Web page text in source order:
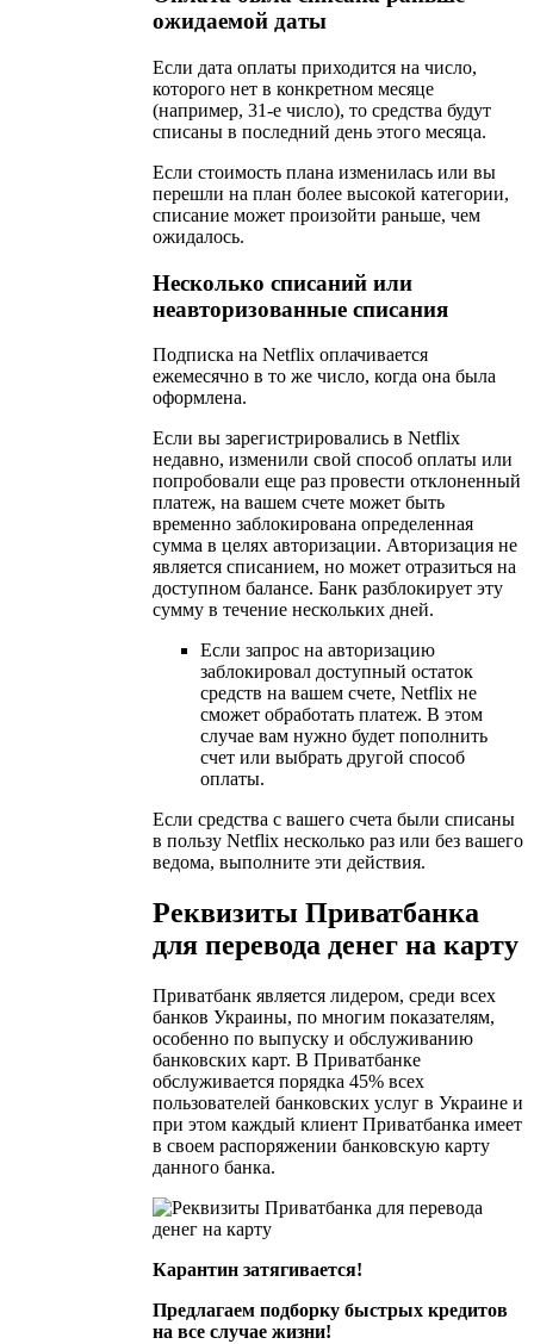
ожидаемой даты
Если дата оплаты приходится на число,
которого нет в конкретном месяце
(например, 31-е число), то средства будут
списаны в последний день этого месяца.
Если стоимость плана изменилась или вы
перешли на план более высокой категории,
списание может произойти раньше, чем
ожидалось.
Несколько списаний или
неавторизованные списания
Подписка на Netflix оплачивается
ежемесячно в то же число, когда она была
оформлена.
Если вы зарегистрировались в Netflix
недавно, изменили свой способ оплаты или
попробовали еще раз провести отклоненный
платеж, на вашем счете может быть
временно заблокирована определенная
сумма в целях авторизации. Авторизация не
является списанием, но может отразиться на
доступном балансе. Банк разблокирует эту
сумму в течение нескольких дней.
Если запрос на авторизацию
заблокировал доступный остаток
средств на вашем счете, Netflix не
сможет обработать платеж. В этом
случае вам нужно будет пополнить
счет или выбрать другой способ
оплаты.
Если средства с вашего счета были списаны
в пользу Netflix несколько раз или без вашего
ведома, выполните эти действия.
Реквизиты Приватбанка
для перевода денег на карту
Приватбанк является лидером, среди всех
банков Украины, по многим показателям,
особенно по выпуску и обслуживанию
банковских карт. В Приватбанке
обслуживается порядка 45% всех
пользователей банковских услуг в Украине и
при этом каждый клиент Приватбанка имеет
в своем распоряжении банковскую карту
данного банка.
Карантин затягивается!
Предлагаем подборку быстрых кредитов
на все случае жизни!